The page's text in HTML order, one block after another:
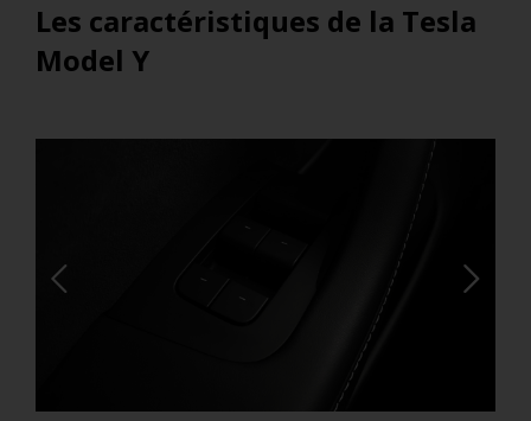
Les caractéristiques de la Tesla
Model Y